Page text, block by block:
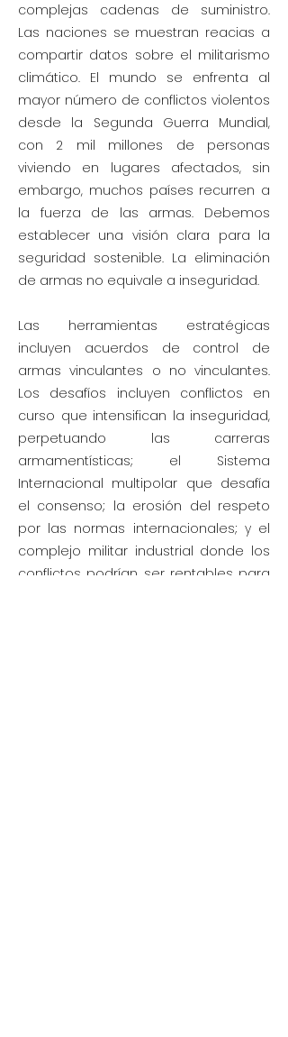
complejas cadenas de suministro.
Las naciones se muestran reacias a
compartir datos sobre el militarismo
climático. El mundo se enfrenta al
mayor número de conflictos violentos
desde la Segunda Guerra Mundial,
con 2 mil millones de personas
viviendo en lugares afectados, sin
embargo, muchos países recurren a
la fuerza de las armas. Debemos
establecer una visión clara para la
seguridad sostenible. La eliminación
de armas no equivale a inseguridad.
Las herramientas estratégicas
incluyen acuerdos de control de
armas vinculantes o no vinculantes.
Los desafíos incluyen conflictos en
curso que intensifican la inseguridad,
perpetuando las carreras
armamentísticas; el Sistema
Internacional multipolar que desafía
el consenso; la erosión del respeto
por las normas internacionales; y el
complejo militar industrial donde los
conflictos podrían ser rentables para